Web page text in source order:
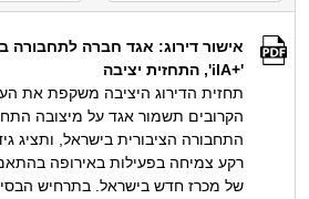
אישור דירוג: אגד חברה לתחבורה
'+ilA', התחזית יציבה
הקרובים תשמור אגד על מיצובה
התחבורה הציבורית בישראל, ותציג
רקע צמיחה בפעילות באירופה
של מכרז חדש בישראל. בתרחיש